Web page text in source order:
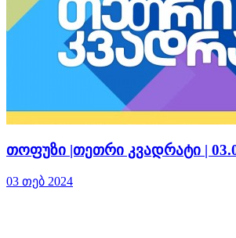
თოფუზი |თეთრი კვადრატი |
03 თებ 2024